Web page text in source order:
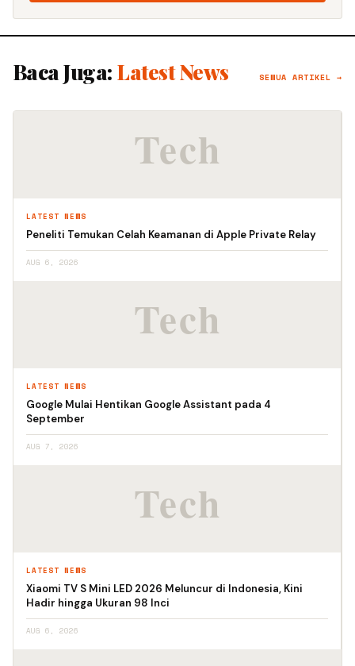
Baca Juga: Latest News SEMUA ARTIKEL →
LATEST NEWS
Peneliti Temukan Celah Keamanan di Apple Private Relay
AUG 6, 2026
LATEST NEWS
Google Mulai Hentikan Google Assistant pada 4
September
AUG 7, 2026
LATEST NEWS
Xiaomi TV S Mini LED 2026 Meluncur di Indonesia, Kini
Hadir hingga Ukuran 98 Inci
AUG 6, 2026